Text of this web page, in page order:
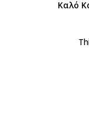
Καλό